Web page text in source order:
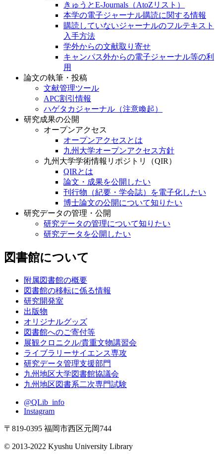
きゅうとE-Journals（AtoZリスト）
本学の電子ジャーナル購読に関する情報
購読していないジャーナルのフルテキスト
入手方法
学外からの文献取り寄せ
キャンパス外からの電子ジャーナル等の利
用
論文の執筆・投稿
文献管理ツール
APC割引情報
ハゲタカジャーナル（注意喚起）
研究成果の公開
オープンアクセス
オープンアクセスとは
九州大学オープンアクセス方針
九州大学学術情報リポジトリ（QIR）
QIRとは
論文・成果を公開したい
刊行物（紀要・学会誌）を電子化したい
博士論文の公開について知りたい
研究データの管理・公開
研究データの管理について知りたい
研究データを公開したい
図書館について
附属図書館の概要
図書館の移転に係る情報
研究開発室
出版物
オリジナルグッズ
図書館へのご寄付等
展観クロニクル/貴重文物講習会
ライブラリーサイエンス専攻
研究データ管理支援部門
九州地区大学図書館協議会
九州地区図書系二次専門試験
@QLib_info
Instagram
〒819-0395 福岡市西区元岡744
© 2013-2022 Kyushu University Library